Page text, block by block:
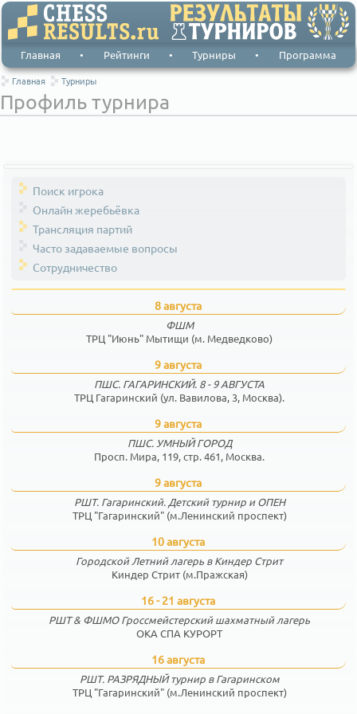
Главная • Рейтинги • Турниры • Программа
Главная Турниры
Профиль турнира
Поиск игрока
Онлайн жеребьёвка
Трансляция партий
Часто задаваемые вопросы
Сотрудничество
8 августа
ФШМ
ТРЦ "Июнь" Мытищи (м. Медведково)
9 августа
ПШС. ГАГАРИНСКИЙ. 8 - 9 АВГУСТА
ТРЦ Гагаринский (ул. Вавилова, 3, Москва).
9 августа
ПШС. УМНЫЙ ГОРОД
Просп. Мира, 119, стр. 461, Москва.
9 августа
РШТ. Гагаринский. Детский турнир и ОПЕН
ТРЦ "Гагаринский" (м.Ленинский проспект)
10 августа
Городской Летний лагерь в Киндер Стрит
Киндер Стрит (м.Пражская)
16 - 21 августа
РШТ & ФШМО Гроссмейстерский шахматный лагерь
ОКА СПА КУРОРТ
16 августа
РШТ. РАЗРЯДНЫЙ турнир в Гагаринском
ТРЦ "Гагаринский" (м.Ленинский проспект)